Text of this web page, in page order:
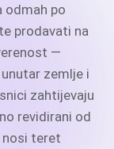
odmah po
prodavati na
—
zemlje i
zahtijevaju
revidirani od
nosi teret